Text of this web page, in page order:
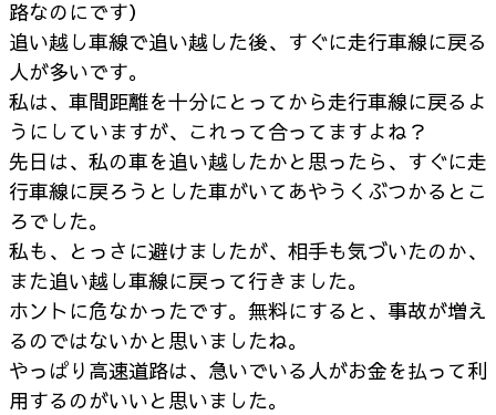
路なのにです）
追い越し車線で追い越した後、すぐに走行車線に戻る
人が多いです。
私は、車間距離を十分にとってから走行車線に戻るよ
うにしていますが、 これって合ってますよね？
先日は、私の車を追い越したかと思ったら、すぐに走
行車線に戻ろうとした車がいてあやうくぶつかるとこ
ろでした。
私も、とっさに避けましたが、相手も気づいたのか、
また追い越し車線に戻って行きました。
ホントに危なかったです。 無料にすると、事故が増え
るのではないかと思いましたね。
やっぱり高速道路は、急いでいる人がお金を払って利
用するのがいいと思いました。